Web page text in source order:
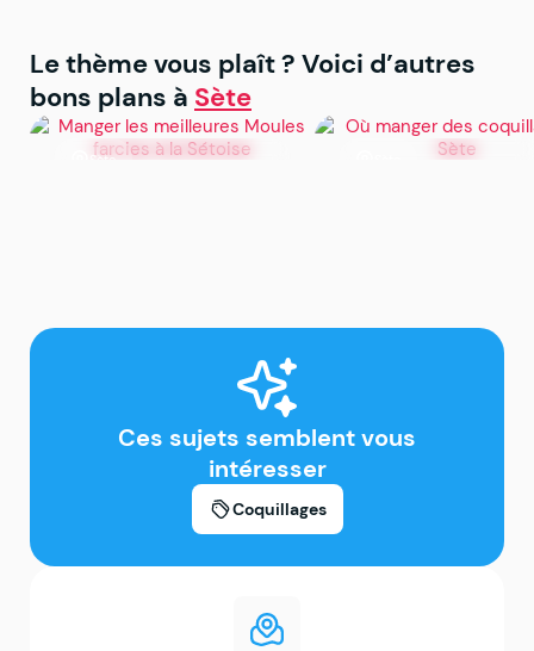
Le thème vous plaît ? Voici d’autres
bons plans à Sète
Sète
Ces sujets semblent vous
intéresser
Coquillages